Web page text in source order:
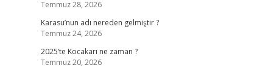
Temmuz 28, 2026
Karasu’nun adı nereden gelmiştir ?
Temmuz 24, 2026
2025’te Kocakarı ne zaman ?
Temmuz 20, 2026